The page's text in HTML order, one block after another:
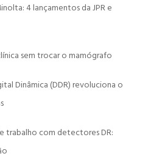
4 lançamentos da JPR e
sem trocar o mamógrafo
Dinâmica (DDR) revoluciona o
trabalho com detectores DR: